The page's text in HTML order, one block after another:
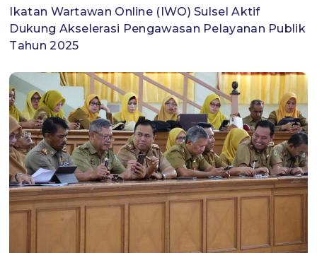
Ikatan Wartawan Online (IWO) Sulsel Aktif
Dukung Akselerasi Pengawasan Pelayanan Publik
Tahun 2025